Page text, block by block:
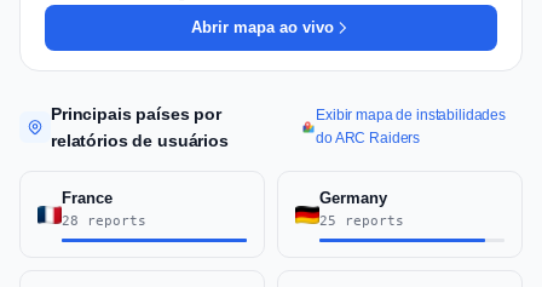
Abrir mapa ao vivo
Principais países por
relatórios de usuários
Exibir mapa de instabilidades
do ARC Raiders
France
28 reports
Germany
25 reports